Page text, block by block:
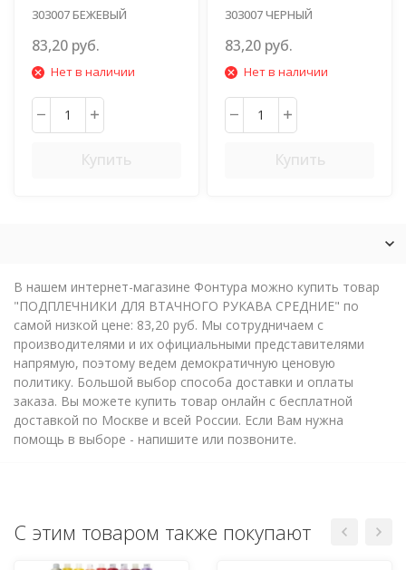
303007 БЕЖЕВЫЙ
83,20 руб.
Нет в наличии
Купить
303007 ЧЕРНЫЙ
83,20 руб.
Нет в наличии
Купить
В нашем интернет-магазине Фонтура можно купить товар
"ПОДПЛЕЧНИКИ ДЛЯ ВТАЧНОГО РУКАВА СРЕДНИЕ" по
самой низкой цене: 83,20 руб. Мы сотрудничаем с
производителями и их официальными представителями
напрямую, поэтому ведем демократичную ценовую
политику. Большой выбор способа доставки и оплаты
заказа. Вы можете купить товар онлайн с бесплатной
доставкой по Москве и всей России. Если Вам нужна
помощь в выборе - напишите или позвоните.
С этим товаром также покупают